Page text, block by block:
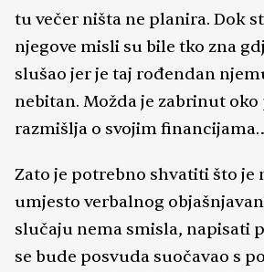
tu večer ništa ne planira. Dok
njegove misli su bile tko zna
slušao jer je taj rođendan
nebitan. Možda je zabrinut
razmišlja o svojim
Zato je potrebno shvatiti što je
umjesto verbalnog
slučaju nema smisla, napisati
se bude posvuda suočavao s